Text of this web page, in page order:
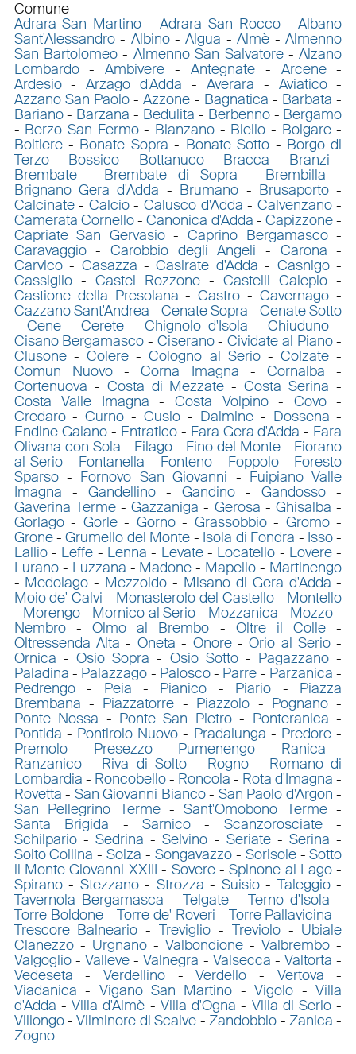
Comune
Adrara San Martino - Adrara San Rocco-Albano
Sant'Alessandro- Albino-Algua -Almè -Almenno
San Bartolomeo- Almenno San Salvatore-Alzano
Lombardo-Ambivere - Antegnate- Arcene-
Ardesio-Arzago d'Adda - Averara - Aviatico-
Azzano San Paolo-Azzone - Bagnatica - Barbata -
Bariano- Barzana - Bedulita - Berbenno- Bergamo
- Berzo San Fermo- Bianzano- Blello - Bolgare-
Boltiere- Bonate Sopra - Bonate Sotto - Borgo di
Terzo- Bossico - Bottanuco- Bracca - Branzi -
Brembate- Brembate di Sopra - Brembilla -
Brignano Gera d'Adda - Brumano - Brusaporto -
Calcinate- Calcio- Calusco d'Adda - Calvenzano-
Camerata Cornello-Canonica d'Adda -Capizzone-
Capriate San Gervasio-Caprino Bergamasco-
Caravaggio- Carobbio degli Angeli - Carona -
Carvico- Casazza -Casirate d'Adda - Casnigo-
Cassiglio- Castel Rozzone-Castelli Calepio -
Castione della Presolana -Castro -Cavernago -
Cazzano Sant'Andrea - Cenate Sopra -Cenate Sotto
- Cene-Cerete - Chignolo d'Isola -Chiuduno -
Cisano Bergamasco - Ciserano-Cividate al Piano-
Clusone- Colere-Cologno al Serio-Colzate -
Comun Nuovo-Corna Imagna -Cornalba -
Cortenuova - Costa di Mezzate -Costa Serina -
Costa Valle Imagna - Costa Volpino- Covo-
Credaro-Curno -Cusio - Dalmine- Dossena -
Endine Gaiano- Entratico- Fara Gera d'Adda - Fara
Olivana con Sola - Filago- Fino del Monte - Fiorano
al Serio- Fontanella - Fonteno- Foppolo- Foresto
Sparso- Fornovo San Giovanni - Fuipiano Valle
Imagna - Gandellino-Gandino -Gandosso -
Gaverina Terme-Gazzaniga - Gerosa -Ghisalba -
Gorlago- Gorle- Gorno- Grassobbio- Gromo-
Grone-Grumello del Monte - Isola di Fondra - Isso-
Lallio- Leffe - Lenna - Levate- Locatello - Lovere -
Lurano- Luzzana - Madone - Mapello - Martinengo
- Medolago - Mezzoldo - Misano di Gera d'Adda -
Moio de' Calvi - Monasterolo del Castello- Montello
- Morengo- Mornico al Serio- Mozzanica - Mozzo-
Nembro- Olmo al Brembo - Oltre il Colle -
Oltressenda Alta - Oneta - Onore-Orio al Serio -
Ornica - Osio Sopra - Osio Sotto- Pagazzano -
Paladina - Palazzago - Palosco- Parre - Parzanica -
Pedrengo- Peia - Pianico - Piario - Piazza
Brembana - Piazzatorre - Piazzolo - Pognano -
Ponte Nossa - Ponte San Pietro- Ponteranica -
Pontida - Pontirolo Nuovo - Pradalunga - Predore -
Premolo- Presezzo- Pumenengo - Ranica -
Ranzanico- Riva di Solto - Rogno - Romano di
Lombardia - Roncobello- Roncola - Rota d'Imagna -
Rovetta - San Giovanni Bianco- San Paolo d'Argon -
San Pellegrino Terme-Sant'Omobono Terme-
Santa Brigida - Sarnico - Scanzorosciate-
Schilpario- Sedrina -Selvino - Seriate-Serina -
Solto Collina -Solza - Songavazzo- Sorisole-Sotto
il Monte Giovanni XXIII - Sovere-Spinone al Lago -
Spirano- Stezzano- Strozza - Suisio- Taleggio-
Tavernola Bergamasca - Telgate- Terno d'Isola -
Torre Boldone- Torre de' Roveri - Torre Pallavicina -
Trescore Balneario -Treviglio - Treviolo- Ubiale
Clanezzo- Urgnano-Valbondione -Valbrembo -
Valgoglio- Valleve-Valnegra - Valsecca -Valtorta -
Vedeseta - Verdellino-Verdello - Vertova -
Viadanica - Vigano San Martino -Vigolo -Villa
d'Adda -Villa d'Almè - Villa d'Ogna - Villa di Serio -
Villongo-Vilminore di Scalve -Zandobbio -Zanica -
Zogno